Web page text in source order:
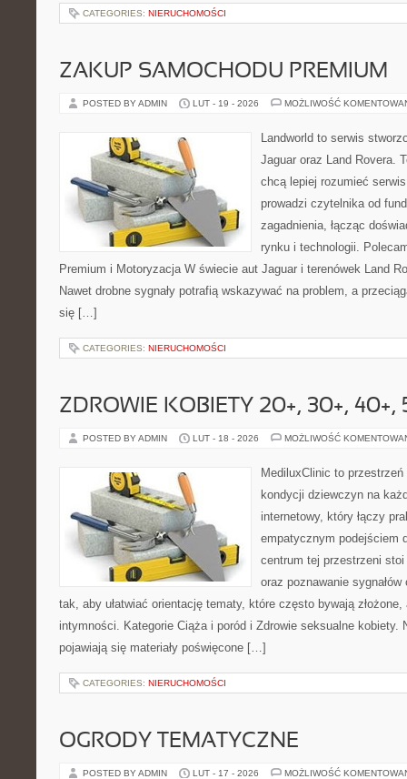
CATEGORIES: NIERUCHOMOŚCI
ZAKUP SAMOCHODU PREMIUM
POSTED BY ADMIN LUT - 19 - 2026 MOŻLIWOŚĆ
Landworld to serwis
Jaguar oraz Land Rovera.
chcą lepiej rozumieć
prowadzi czytelnika od
zagadnienia, łącząc
rynku i technologii.
Premium i Motoryzacja W świecie aut Jaguar i terenówek Land
Nawet drobne sygnały potrafią wskazywać na problem, a
się […]
CATEGORIES: NIERUCHOMOŚCI
ZDROWIE KOBIETY 20+, 30+, 40+,
POSTED BY ADMIN LUT - 18 - 2026 MOŻLIWOŚĆ
MediluxClinic to
kondycji dziewczyn na
internetowy, który łączy
empatycznym podejściem
centrum tej przestrzeni
oraz poznawanie
tak, aby ułatwiać orientację tematy, które często bywają
intymności. Kategorie Ciąża i poród i Zdrowie seksualne kobiety.
pojawiają się materiały poświęcone […]
CATEGORIES: NIERUCHOMOŚCI
OGRODY TEMATYCZNE
POSTED BY ADMIN LUT - 17 - 2026 MOŻLIWOŚĆ